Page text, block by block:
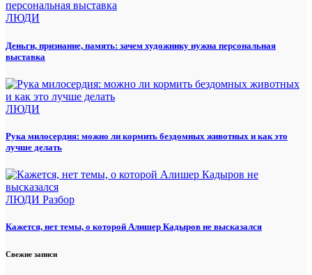
ЛЮДИ
Деньги, признание, память: зачем художнику нужна персональная
выставка
ЛЮДИ
Рука милосердия: можно ли кормить бездомных животных и как это
лучше делать
ЛЮДИ Разбор
Кажется, нет темы, о которой Алишер Кадыров не высказался
Свежие записи